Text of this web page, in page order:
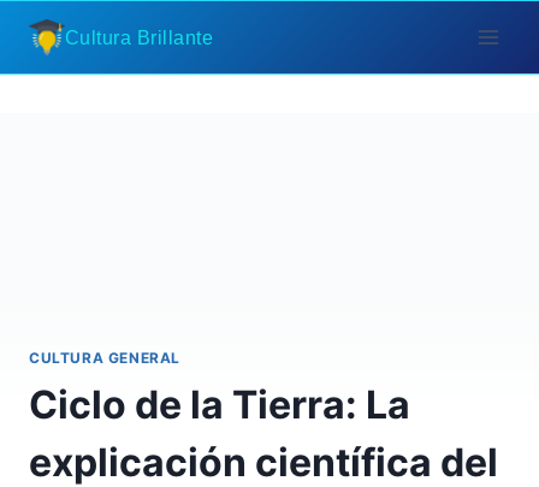
Saltar
contenido
Cultura Brillante
CULTURA GENERAL
Ciclo de la Tierra: La
explicación científica del